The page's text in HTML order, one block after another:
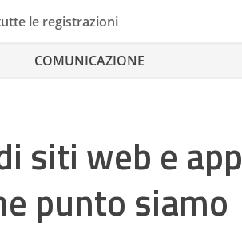
le registrazioni
COMUNICAZIONE
siti web e app
punto siamo